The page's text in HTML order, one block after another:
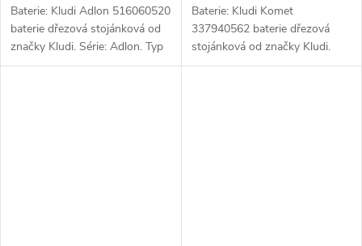
Baterie: Kludi Adlon 516060520
baterie dřezová stojánková od
značky Kludi. Série: Adlon. Typ
baterie: Dřezová baterie. Barva:
Baterie: Kludi Komet
337940562 baterie dřezová
stojánková od značky Kludi.
Série: Komet. Typ baterie: